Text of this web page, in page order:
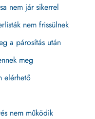
nem jár sikerrel
nem frissülnek
a párosítás után
meg
elérhető
nem működik